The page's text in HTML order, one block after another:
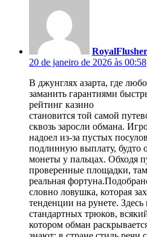
RoyalFlusher
20 de janeiro de 2026 às 00:58
В джунглях азарта, где
заманить гарантиями
рейтинг казино
становится той самой
сквозь заросли обмана.
надоел из-за пустых
подлинную выплату,
монеты у пальцах. Обходя
проверенные площадки,
реальная
словно ловушка, которая
тенденции на рунете. Здесь
стандартных трюков,
котором обман